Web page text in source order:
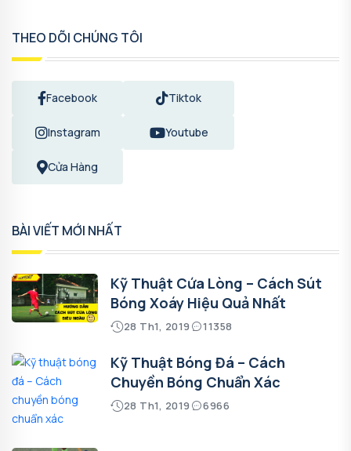
THEO DÕI CHÚNG TÔI
Facebook Tiktok
Instagram Youtube
Cửa Hàng
BÀI VIẾT MỚI NHẤT
Kỹ Thuật Cứa Lòng – Cách Sút
Bóng Xoáy Hiệu Quả Nhất
28 Th1, 2019 11358
Kỹ Thuật Bóng Đá – Cách
Chuyền Bóng Chuẩn Xác
28 Th1, 2019 6966